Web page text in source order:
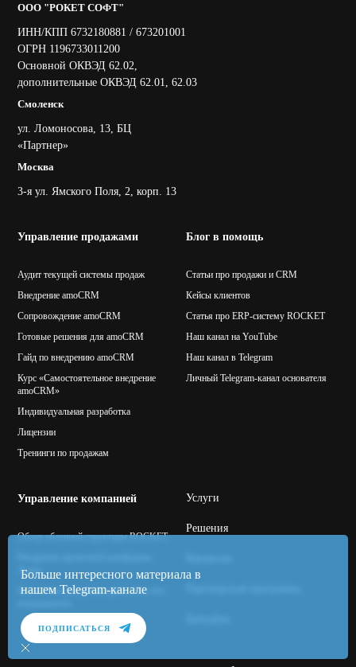
Управление продажами
Аудит текущей системы продаж
Внедрение amoCRM
Сопровождение amoCRM
Готовые решения для amoCRM
Гайд по внедрению amoCRM
Курс «Самостоятельное внедрение
amoCRM»
Индивидуальная разработка
Лицензии
Тренинги по продажам
Блог в помощь
Статьи про продажи и CRM
Кейсы клиентов
Статья про ERP-систему ROCKET
Наш канал на YouTube
Наш канал в Telegram
Личный Telegram-канал основателя
Управление компанией
Обзор облачной структуры ROCKET
Asana
Консалтинг для руководителей и топ-
ООО "РОКЕТ СОФТ"
ИНН/КПП 6732180881 / 673201001
ОГРН 1196733011200
Основной ОКВЭД 62.02,
дополнительные ОКВЭД 62.01, 62.03
Смоленск
ул. Ломоносова, 13, БЦ
«Партнер»
Москва
3-я ул. Ямского Поля, 2, корп. 13
Услуги
Решения
Больше интересного материала в
нашем Telegram-канале
ПОДПИСАТЬСЯ